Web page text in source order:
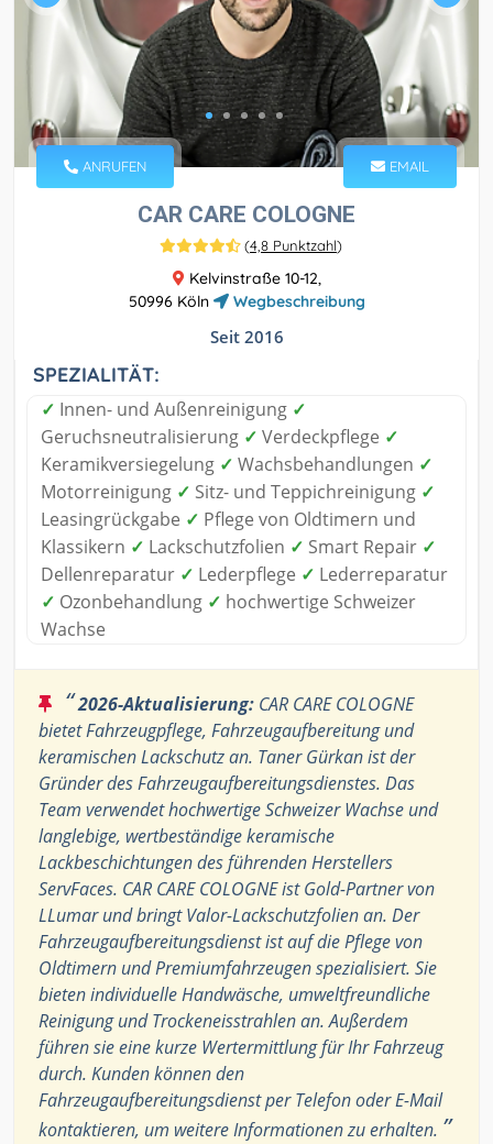
ANRUFEN EMAIL
CAR CARE COLOGNE
(4,8 Punktzahl)
Kelvinstraße 10-12,
50996 Köln
Wegbeschreibung
Seit 2016
SPEZIALITÄT:
✓ Innen- und Außenreinigung ✓
Geruchsneutralisierung ✓ Verdeckpflege ✓
Keramikversiegelung ✓ Wachsbehandlungen ✓
Motorreinigung ✓ Sitz- und Teppichreinigung ✓
Leasingrückgabe ✓ Pflege von Oldtimern und
Klassikern ✓ Lackschutzfolien ✓ Smart Repair ✓
Dellenreparatur ✓ Lederpflege ✓ Lederreparatur
✓ Ozonbehandlung ✓ hochwertige Schweizer
Wachse
“2026-Aktualisierung: CAR CARE COLOGNE
bietet Fahrzeugpflege, Fahrzeugaufbereitung und
keramischen Lackschutz an. Taner Gürkan ist der
Gründer des Fahrzeugaufbereitungsdienstes. Das
Team verwendet hochwertige Schweizer Wachse und
langlebige, wertbeständige keramische
Lackbeschichtungen des führenden Herstellers
ServFaces. CAR CARE COLOGNE ist Gold-Partner von
LLumar und bringt Valor-Lackschutzfolien an. Der
Fahrzeugaufbereitungsdienst ist auf die Pflege von
Oldtimern und Premiumfahrzeugen spezialisiert. Sie
bieten individuelle Handwäsche, umweltfreundliche
Reinigung und Trockeneisstrahlen an. Außerdem
führen sie eine kurze Wertermittlung für Ihr Fahrzeug
durch. Kunden können den
Fahrzeugaufbereitungsdienst per Telefon oder E-Mail
kontaktieren, um weitere Informationen zu erhalten. ”